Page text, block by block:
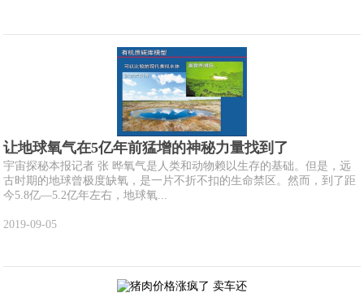
让地球氧气在5亿年前猛增的神秘力量找到了
宇宙探秘本报记者 张 晔氧气是人类和动物赖以生存的基础。但是，远
古时期的地球曾极度缺氧，是一片不折不扣的生命禁区。然而，到了距
今5.8亿—5.2亿年左右，地球氧...
2019-09-05